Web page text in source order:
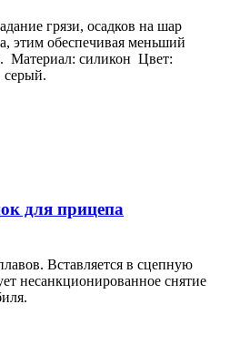
грязи, осадков на шар
этим обеспечивая меньший
Материал: силикон Цвет:
серый.
для прицепа
Вставляется в сцепную
несанкционированное снятие